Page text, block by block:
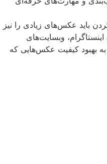
باید عکس‌های زیادی را نیز
وبسایت‌های
بهبود کیفیت عکس‌هایی که